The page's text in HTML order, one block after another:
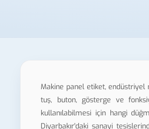
Makine panel etiket,
tuş, buton, gösterge ve
kullanılabilmesi için hangi
Diyarbakır'daki sanayi